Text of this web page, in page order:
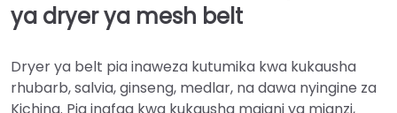
ya dryer ya mesh belt
Dryer ya belt pia inaweza kutumika kwa kukausha
rhubarb, salvia, ginseng, medlar, na dawa nyingine za
Kichina. Pia inafaa kwa kukausha majani ya mianzi,